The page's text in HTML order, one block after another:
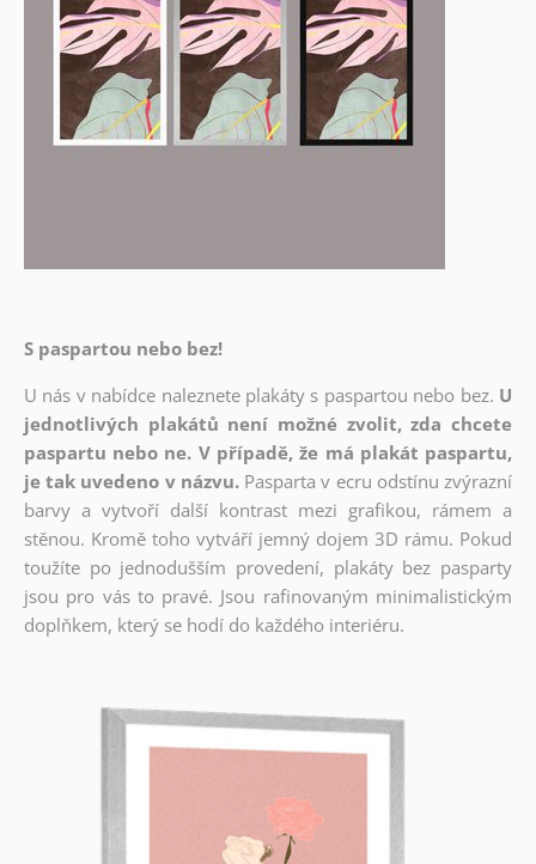
S paspartou nebo bez!
U nás v nabídce naleznete plakáty s paspartou nebo bez. U
jednotlivých plakátů není možné zvolit, zda chcete
paspartu nebo ne. V případě, že má plakát paspartu,
je tak uvedeno v názvu. Pasparta v ecru odstínu zvýrazní
barvy a vytvoří další kontrast mezi grafikou, rámem a
stěnou. Kromě toho vytváří jemný dojem 3D rámu. Pokud
toužíte po jednodušším provedení, plakáty bez pasparty
jsou pro vás to pravé. Jsou rafinovaným minimalistickým
doplňkem, který se hodí do každého interiéru.